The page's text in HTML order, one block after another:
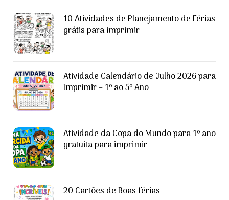
10 Atividades de Planejamento de Férias
grátis para imprimir
Atividade Calendário de Julho 2026 para
Imprimir – 1º ao 5º Ano
Atividade da Copa do Mundo para 1º ano
gratuita para imprimir
20 Cartões de Boas férias